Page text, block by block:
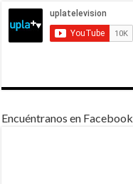
Encuéntranos en Facebook